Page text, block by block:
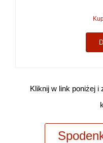
Kliknij w link poniżej